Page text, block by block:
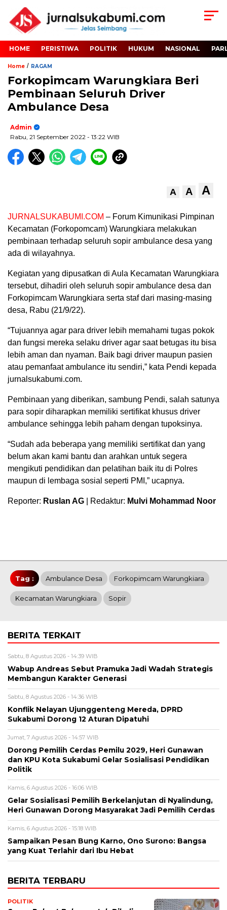
HOME PERISTIWA POLITIK HUKUM NASIONAL
Home / RAGAM
Forkopimcam Warungkiara Beri
Pembinaan Seluruh Driver
Ambulance Desa
Admin
Rabu, 21 September 2022 - 13:22 WIB
A A A
JURNALSUKABUMI.COM – Forum Kimunikasi Pimpinan
Kecamatan (Forkopomcam) Warungkiara melakukan
pembinaan terhadap seluruh sopir ambulance desa yang
ada di wilayahnya.
Kegiatan yang dipusatkan di Aula Kecamatan Warungkiara
tersebut, dihadiri oleh seluruh sopir ambulance desa dan
Forkopimcam Warungkiara serta staf dari masing-masing
desa, Rabu (21/9/22).
“Tujuannya agar para driver lebih memahami tugas pokok
dan fungsi mereka selaku driver agar saat betugas itu bisa
lebih aman dan nyaman. Baik bagi driver maupun pasien
atau pemanfaat ambulance itu sendiri,” kata Pendi kepada
jurnalsukabumi.com.
Pembinaan yang diberikan, sambung Pendi, salah satunya
para sopir diharapkan memiliki sertifikat khusus driver
ambulance sehingga lebih paham dengan tupoksinya.
“Sudah ada beberapa yang memiliki sertifikat dan yang
belum akan kami bantu dan arahkan untuk segera
mengikuti pendidikan dan pelatihan baik itu di Polres
maupun di lembaga sosial seperti PMI,” ucapnya.
Reporter: Ruslan AG | Redaktur: Mulvi Mohammad Noor
Tag : Ambulance Desa Forkopimcam Warungkiara
Kecamatan Warungkiara Sopir
BERITA TERKAIT
Sabtu, 8 Agustus 2026 - 14:39 WIB
Wabup Andreas Sebut Pramuka Jadi Wadah Strategis
Membangun Karakter Generasi ‎
Sabtu, 8 Agustus 2026 - 14:36 WIB
Konflik Nelayan Ujunggenteng Mereda, DPRD
Sukabumi Dorong 12 Aturan Dipatuhi
Jumat, 7 Agustus 2026 - 14:57 WIB
Dorong Pemilih Cerdas Pemilu 2029, Heri Gunawan
dan KPU Kota Sukabumi Gelar Sosialisasi Pendidikan
Politik
Kamis, 6 Agustus 2026 - 16:06 WIB
Gelar Sosialisasi Pemilih Berkelanjutan di Nyalindung,
Heri Gunawan Dorong Masyarakat Jadi Pemilih Cerdas
Kamis, 6 Agustus 2026 - 15:18 WIB
Sampaikan Pesan Bung Karno, Ono Surono: Bangsa
yang Kuat Terlahir dari Ibu Hebat
BERITA TERBARU
POLITIK